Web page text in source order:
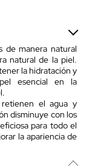
de manera natural
natural de la piel.
la hidratación y
esencial en la
el agua y
disminuye con los
para todo el
la apariencia de